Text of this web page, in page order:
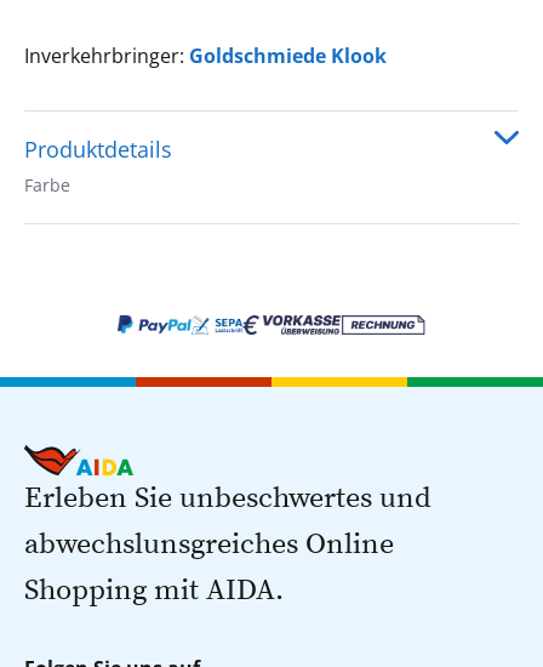
Inverkehrbringer: Goldschmiede Klook
Produktdetails
Farbe
Erleben Sie unbeschwertes und
abwechslunsgreiches Online
Shopping mit AIDA.